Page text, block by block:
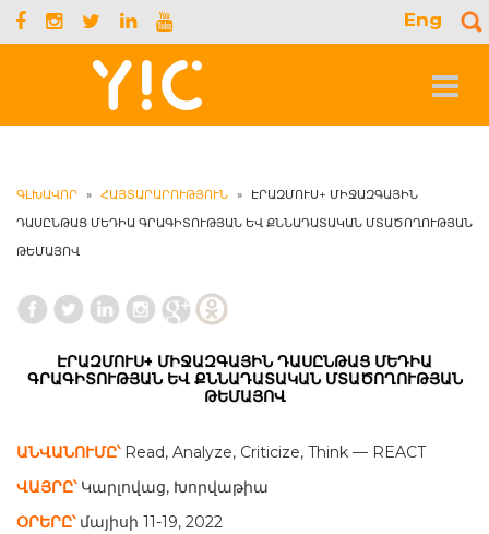
Eng
Toggle
ԳԼԽԱՎՈՐ » ՀԱՅՏԱՐԱՐՈՒԹՅՈՒՆ »
ԷՐԱԶՄՈՒՍ+ ՄԻՋԱԶԳԱՅԻՆ
ԴԱՍԸՆԹԱՑ ՄԵԴԻԱ ԳՐԱԳԻՏՈՒԹՅԱՆ ԵՎ ՔՆՆԱԴԱՏԱԿԱՆ ՄՏԱԾՈՂՈՒԹՅԱՆ
ԹԵՄԱՅՈՎ
ԷՐԱԶՄՈՒՍ+ ՄԻՋԱԶԳԱՅԻՆ ԴԱՍԸՆԹԱՑ ՄԵԴԻԱ
ԳՐԱԳԻՏՈՒԹՅԱՆ ԵՎ ՔՆՆԱԴԱՏԱԿԱՆ ՄՏԱԾՈՂՈՒԹՅԱՆ
ԹԵՄԱՅՈՎ
ԱՆՎԱՆՈՒՄԸ՝ Read, Analyze, Criticize, Think — REACT
ՎԱՅՐԸ՝Կարլովաց, Խորվաթիա
ՕՐԵՐԸ՝մայիսի 11-19, 2022